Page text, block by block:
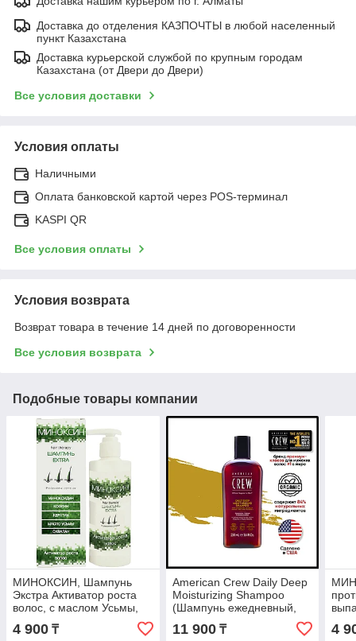
Доставка до отделения КАЗПОЧТЫ в любой населенный
пункт Казахстана
Доставка курьерской службой по крупным городам
Казахстана (от Двери до Двери)
Все условия доставки
Условия оплаты
Наличными
Оплата банковской картой через POS-терминал
KASPI QR
Все условия оплаты
Условия возврата
Возврат товара в течение 14 дней по договоренности
Все условия возврата
Подобные товары компании
МИНОКСИН, Шампунь
Экстра Активатор роста
волос, с маслом Усьмы,
4 900 ₸
American Crew Daily Deep
Moisturizing Shampoo
(Шампунь ежедневный,
увлажняющий) 250 мл
11 900₸
250
4